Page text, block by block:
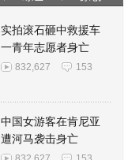
实拍滚石砸中救援车
一青年志愿者身亡
832,627 153
中国女游客在肯尼亚
遭河马袭击身亡